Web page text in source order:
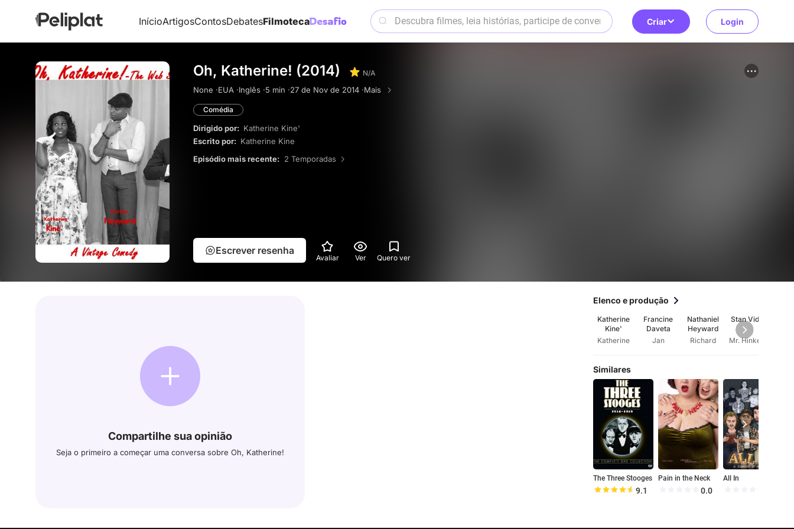
InícioArtigosContosDebatesFilmoteca Criar Login
Oh, Katherine! (2014) N/A
None ·EUA ·Inglês ·5 min ·27 de Nov de 2014 ·Mais
Comédia
Dirigido por: Katherine Kine'
Escrito por: Katherine Kine
Episódio mais recente: 2 Temporadas
Escrever resenha
Avaliar Ver Quero ver
Compartilhe sua opinião
Seja o primeiro a começar uma conversa sobre Oh, Katherine!
Elenco e produção
Katherine
Kine'
Katherine
Francine
Daveta
Jan
Nathaniel
Heyward
Richard
Stan Vidal
Mr. Hinkely
Similares
The Three Stooges
9.1
Pain in the Neck
0.0
All In